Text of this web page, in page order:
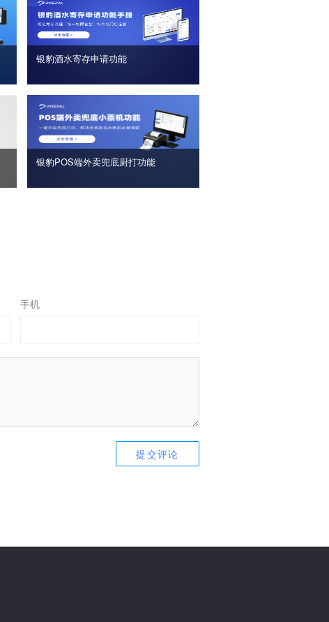
银豹酒水寄存申请功能
银豹POS端外卖兜底厨打功能
手机